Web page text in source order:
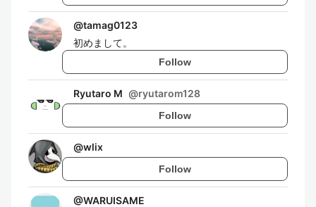
@tamag0123
初めまして。
Follow
Ryutaro M @ryutarom128
Follow
@wlix
Follow
@WARUISAME